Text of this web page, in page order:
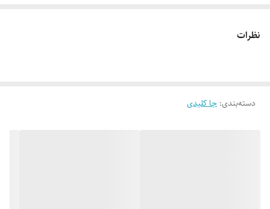
نمونه دیگری دقیقاً مثل اون وجود ندارد
نظرات
دسته‌بندی: جا کلیدی